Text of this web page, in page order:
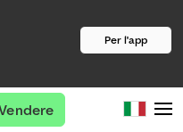
Per l'app